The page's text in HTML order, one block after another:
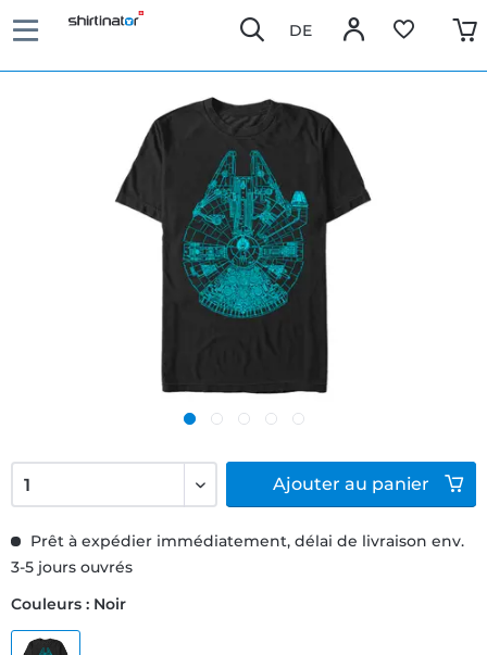
DE
Prêt à expédier immédiatement, délai de livraison env.
3-5 jours ouvrés
Couleurs : Noir
Ajouter au panier